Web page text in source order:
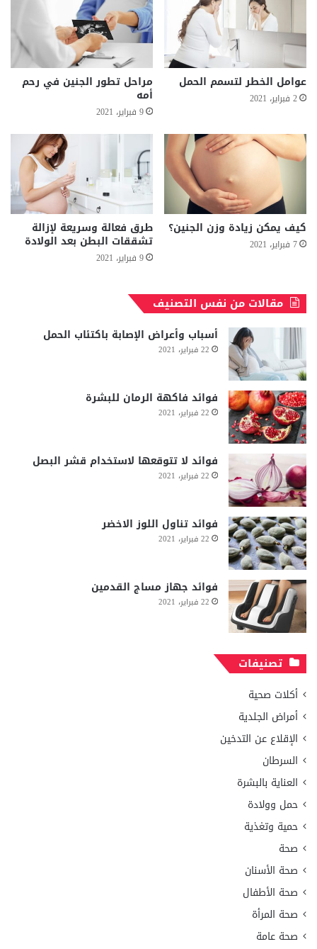
عوامل الخطر لتسمم الحمل
2 فبراير، 2021
مراحل تطور الجنين في رحم
أمه
9 فبراير، 2021
كيف يمكن زيادة وزن الجنين؟
7 فبراير، 2021
طرق فعالة وسريعة لإزالة
تشققات البطن بعد الولادة
9 فبراير، 2021
مقالات من نفس التصنيف
أسباب وأعراض الإصابة باكتئاب الحمل
22 فبراير، 2021
فوائد فاكهة الرمان للبشرة
22 فبراير، 2021
فوائد لا تتوقعها لاستخدام قشر البصل
22 فبراير، 2021
فوائد تناول اللوز الاخضر
22 فبراير، 2021
فوائد جهاز مساج القدمين
22 فبراير، 2021
تصنيفات
أكلات صحية
أمراض الجلدية
الإقلاع عن التدخين
السرطان
العناية بالبشرة
حمل وولادة
حمية وتغذية
صحة
صحة الأسنان
صحة الأطفال
صحة المرأة
صحة عامة